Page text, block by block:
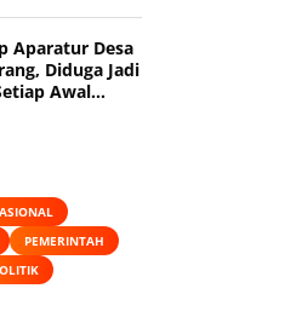
Aparatur Desa
Diduga Jadi
Awal
PEMERINTAH